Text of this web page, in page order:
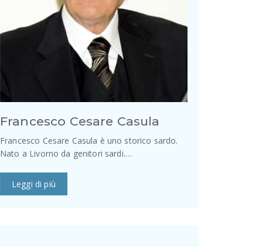
Francesco Cesare Casula
Francesco Cesare Casula è uno storico sardo.
Nato a Livorno da genitori sardi.…
Leggi di più